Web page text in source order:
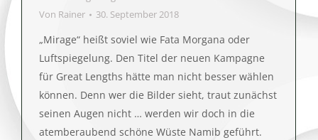
Von Rainer 30. September 2018
„Mirage“ heißt soviel wie Fata Morgana oder
Luftspiegelung. Den Titel der neuen Kampagne
für Great Lengths hätte man nicht besser wählen
können. Denn wer die Bilder sieht, traut zunächst
seinen Augen nicht … werden wir doch in die
atemberaubend schöne Wüste Namib geführt.